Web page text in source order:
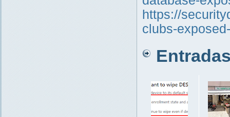
https://
clubs-
Entradas